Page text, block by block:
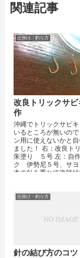
関連記事
仕掛け・釣り方
改良トリックサビ
作
沖縄でトリックサビ
いるところが無いの
ン用に使えないかと
ました！ 右：改良ト
朱塗り ５号 左：自
ク 伊勢尼５号、サヨ
本の針を重ねて漁師結
仕掛け・釣り方
針の結び方のコツ